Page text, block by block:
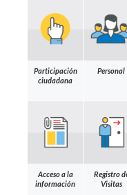
Participación
ciudadana
Personal
Acceso a la
información
Registro
Visitas